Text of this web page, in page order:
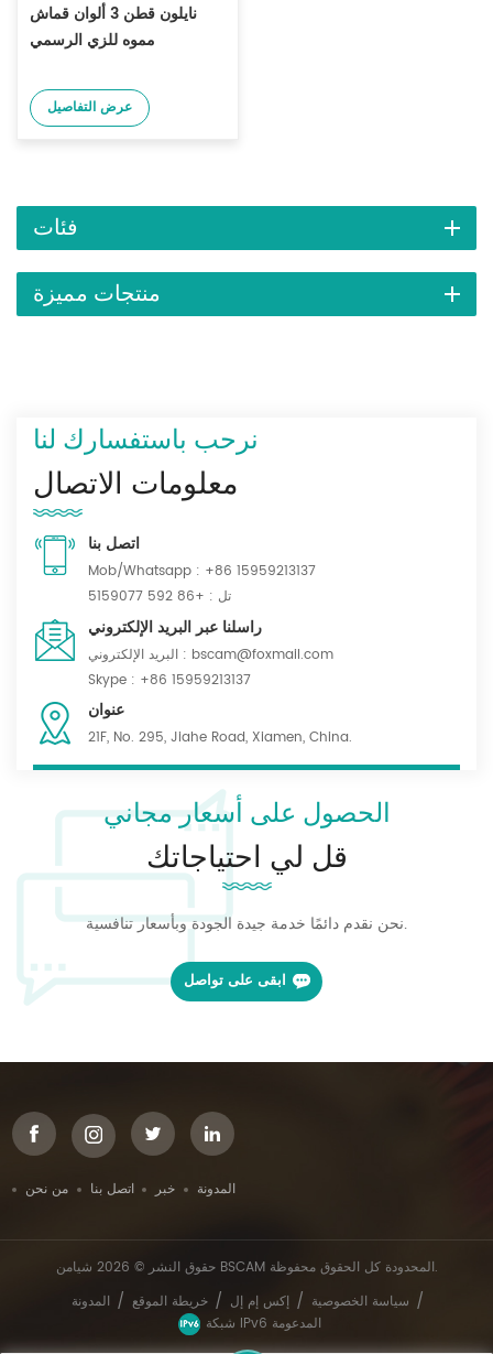
نايلون قطن 3 ألوان قماش
مموه للزي الرسمي
عرض التفاصيل
فئات
منتجات مميزة
نرحب باستفسارك لنا
معلومات الاتصال
اتصل بنا
Mob/Whatsapp : +86 15959213137
تل : +86 592 5159077
راسلنا عبر البريد الإلكتروني
البريد الإلكتروني : bscam@foxmail.com
Skype : +86 15959213137
عنوان
21F, No. 295, Jiahe Road, Xiamen, China.
الحصول على أسعار مجاني
قل لي احتياجاتك
نحن نقدم دائمًا خدمة جيدة الجودة وبأسعار تنافسية.
ابقى على تواصل
من نحن اتصل بنا خبر المدونة
حقوق النشر © 2026 شيامن BSCAM المحدودة كل الحقوق محفوظة.
المدونة / خريطة الموقع / إكس إم إل / سياسة الخصوصية /
شبكة IPv6 المدعومة